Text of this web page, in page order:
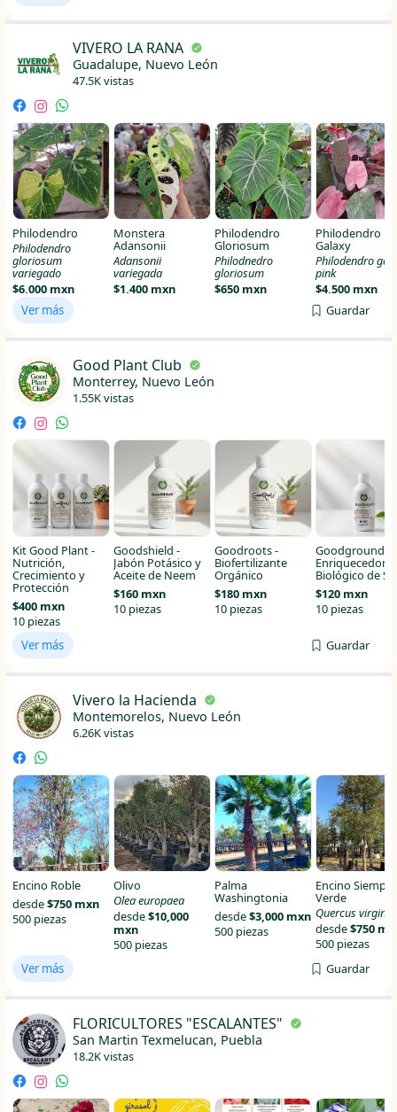
VIVERO LA RANA
Guadalupe, Nuevo León
47.5K vistas
Philodendro
Philodendro
gloriosum
variegado
$6,000 mxn
Monstera
Adansonii
Adansonii
variegada
$1,400 mxn
Philodendro
Gloriosum
Philodnedro
gloriosum
$650 mxn
Philodendro
Galaxy
Philodendro
pink
$4,500 mxn
Ver más
Guardar
Good Plant Club
Monterrey, Nuevo León
1.55K vistas
Kit Good Plant -
Nutrición,
Crecimiento y
Protección
$400 mxn
10 piezas
Goodshield -
Jabón Potásico y
Aceite de Neem
$160 mxn
10 piezas
Goodroots -
Biofertilizante
Orgánico
$180 mxn
10 piezas
Goodground -
Enriquecedor
Biológico de
$120 mxn
10 piezas
Ver más Guardar
Vivero la Hacienda
Montemorelos, Nuevo León
6.26K vistas
Encino Roble
desde$750 mxn
500 piezas
Olivo
Olea europaea
desde$10,000
mxn
500 piezas
Palma
Washingtonia
desde$3,000 mxn
500 piezas
Encino Siempre
Verde
Quercus
desde$750
500 piezas
Ver más
Guardar
FLORICULTORES "ESCALANTES"
San Martin Texmelucan, Puebla
18.2K vistas